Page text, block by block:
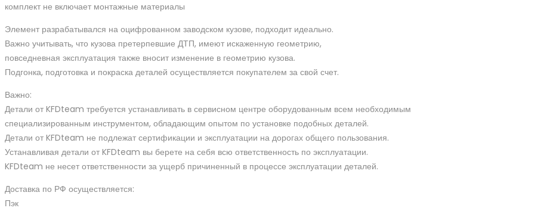
комплект не включает монтажные материалы
Элемент разрабатывался на оцифрованном заводском кузове, подходит идеально.
Важно учитывать, что кузова претерпевшие ДТП, имеют искаженную геометрию,
повседневная эксплуатация также вносит изменение в геометрию кузова.
Подгонка, подготовка и покраска деталей осуществляется покупателем за свой счет.
Важно:
Детали от KFDteam требуется устанавливать в сервисном центре оборудованным всем необходимым
специализированным инструментом, обладающим опытом по установке подобных деталей.
Детали от KFDteam не подлежат сертификации и эксплуатации на дорогах общего пользования.
Устанавливая детали от KFDteam вы берете на себя всю ответственность по эксплуатации.
KFDteam не несет ответственности за ущерб причиненный в процессе эксплуатации деталей.
Доставка по РФ осуществляется:
Пэк